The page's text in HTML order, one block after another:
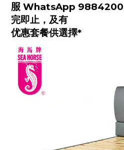
服 WhatsApp
完即止，及有
优惠套餐供選擇*